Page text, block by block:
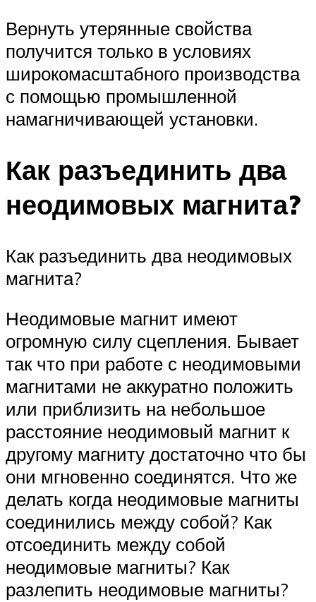
Вернуть утерянные свойства
получится только в условиях
широкомасштабного производства
с помощью промышленной
намагничивающей установки.
Как разъединить два
неодимовых магнита?
Как разъединить два неодимовых
магнита?
Неодимовые магнит имеют
огромную силу сцепления. Бывает
так что при работе с неодимовыми
магнитами не аккуратно положить
или приблизить на небольшое
расстояние неодимовый магнит к
другому магниту достаточно что бы
они мгновенно соединятся. Что же
делать когда неодимовые магниты
соединились между собой? Как
отсоединить между собой
неодимовые магниты? Как
разлепить неодимовые магниты?